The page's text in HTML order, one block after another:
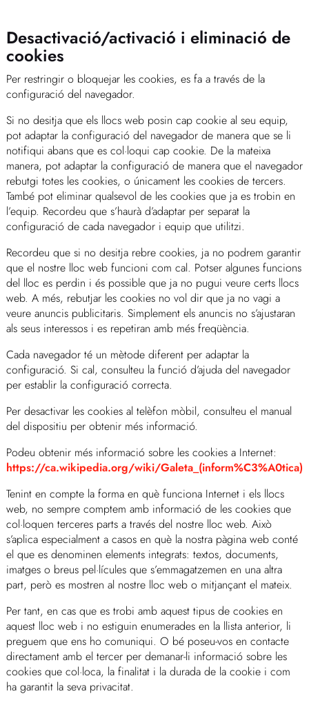
Desactivació/activació i eliminació de
cookies
Per restringir o bloquejar les cookies, es fa a través de la
configuració del navegador.
Si no desitja que els llocs web posin cap cookie al seu equip,
pot adaptar la configuració del navegador de manera que se li
notifiqui abans que es col·loqui cap cookie. De la mateixa
manera, pot adaptar la configuració de manera que el navegador
rebutgi totes les cookies, o únicament les cookies de tercers.
També pot eliminar qualsevol de les cookies que ja es trobin en
l’equip. Recordeu que s’haurà d’adaptar per separat la
configuració de cada navegador i equip que utilitzi.
Recordeu que si no desitja rebre cookies, ja no podrem garantir
que el nostre lloc web funcioni com cal. Potser algunes funcions
del lloc es perdin i és possible que ja no pugui veure certs llocs
web. A més, rebutjar les cookies no vol dir que ja no vagi a
veure anuncis publicitaris. Simplement els anuncis no s’ajustaran
als seus interessos i es repetiran amb més freqüència.
Cada navegador té un mètode diferent per adaptar la
configuració. Si cal, consulteu la funció d’ajuda del navegador
per establir la configuració correcta.
Per desactivar les cookies al telèfon mòbil, consulteu el manual
del dispositiu per obtenir més informació.
Podeu obtenir més informació sobre les cookies a Internet:
https://ca.wikipedia.org/wiki/Galeta_(inform%C3%A0tica)
Tenint en compte la forma en què funciona Internet i els llocs
web, no sempre comptem amb informació de les cookies que
col·loquen terceres parts a través del nostre lloc web. Això
s’aplica especialment a casos en què la nostra pàgina web conté
el que es denominen elements integrats: textos, documents,
imatges o breus pel·lícules que s’emmagatzemen en una altra
part, però es mostren al nostre lloc web o mitjançant el mateix.
Per tant, en cas que es trobi amb aquest tipus de cookies en
aquest lloc web i no estiguin enumerades en la llista anterior, li
preguem que ens ho comuniqui. O bé poseu-vos en contacte
directament amb el tercer per demanar-li informació sobre les
cookies que col·loca, la finalitat i la durada de la cookie i com
ha garantit la seva privacitat.